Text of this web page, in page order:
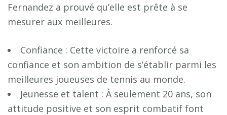
Fernandez a prouvé qu’elle est prête à se
mesurer aux meilleures.
Confiance : Cette victoire a renforcé sa
confiance et son ambition de s’établir parmi les
meilleures joueuses de tennis au monde.
Jeunesse et talent : À seulement 20 ans, son
attitude positive et son esprit combatif font